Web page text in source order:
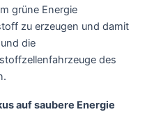
grüne Energie
zu erzeugen und damit
die
des
auf saubere Energie